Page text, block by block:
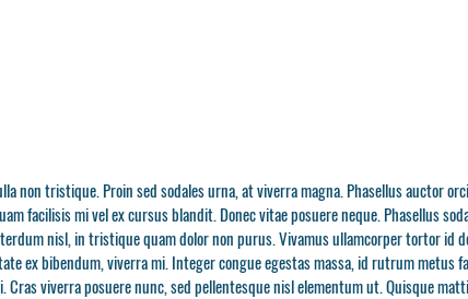
non tristique. Proin sed sodales urna, at viverra magna. Phasellus auctor
facilisis mi vel ex cursus blandit. Donec vitae posuere neque. Phasellus
nisl, in tristique quam dolor non purus. Vivamus ullamcorper tortor id
ex bibendum, viverra mi. Integer congue egestas massa, id rutrum metus
viverra posuere nunc, sed pellentesque nisl elementum ut. Quisque